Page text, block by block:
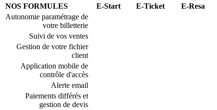
NOS FORMULES E-Start E-Ticket
E-Resa
Autonomie paramétrage de
votre billetterie
Suivi de vos ventes
Gestion de votre fichier
client
Application mobile de
contrôle d'accès
Alerte email
Paiements différés et
gestion de devis